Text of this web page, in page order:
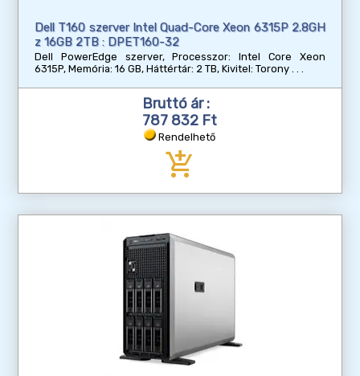
Dell T160 szerver Intel Quad-Core Xeon 6315P 2.8GH
z 16GB 2TB : DPET160-32
Dell PowerEdge szerver, Processzor: Intel Core Xeon
6315P, Memória: 16 GB, Háttértár: 2 TB, Kivitel: Torony
Bruttó ár :
787 832 Ft
Rendelhető
add_shopping_cart